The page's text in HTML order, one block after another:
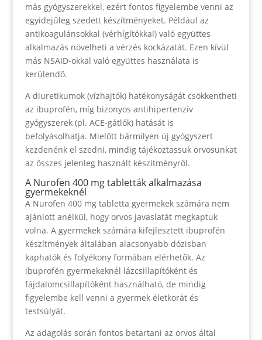
más gyógyszerekkel, ezért fontos figyelembe venni az
egyidejűleg szedett készítményeket. Például az
antikoagulánsokkal (vérhígítókkal) való együttes
alkalmazás növelheti a vérzés kockázatát. Ezen kívül
más NSAID-okkal való együttes használata is
kerülendő.
A diuretikumok (vízhajtók) hatékonyságát csökkentheti
az ibuprofén, míg bizonyos antihipertenzív
gyógyszerek (pl. ACE-gátlók) hatását is
befolyásolhatja. Mielőtt bármilyen új gyógyszert
kezdenénk el szedni, mindig tájékoztassuk orvosunkat
az összes jelenleg használt készítményről.
A Nurofen 400 mg tabletták alkalmazása
gyermekeknél
A Nurofen 400 mg tabletta gyermekek számára nem
ajánlott anélkül, hogy orvos javaslatát megkaptuk
volna. A gyermekek számára kifejlesztett ibuprofén
készítmények általában alacsonyabb dózisban
kaphatók és folyékony formában elérhetők. Az
ibuprofén gyermekeknél lázcsillapítóként és
fájdalomcsillapítóként használható, de mindig
figyelembe kell venni a gyermek életkorát és
testsúlyát.
Az adagolás során fontos betartani az orvos által